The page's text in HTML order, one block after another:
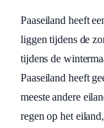
Paaseiland heeft
liggen tijdens de
tijdens de
Paaseiland heeft
meeste andere
regen op het